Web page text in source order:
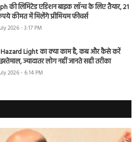
की लिमिटेड एडिशन बाइक लॉन्च के लिए तैयार, 21
कीमत में मिलेंगे प्रीमियम फीचर्स
2026 - 3:17 PM
Hazard Light का क्या काम है, कब और कैसे करें
ज्यादातर लोग नहीं जानते सही तरीका
2026 - 6:14 PM